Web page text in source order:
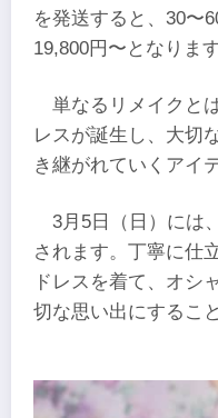
を発送すると、30〜
19,800円〜となります
単なるリメイクと
レスが誕生し、大切
き継がれていくアイ
3月5日（日）には
されます。丁寧に仕
ドレスを着て、オシ
切な思い出にするこ